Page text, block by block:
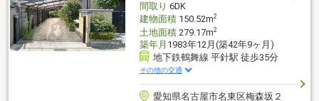
間取り 6DK
建物面積150.52m2
土地面積279.17m2
築年月 1983年12月(築42年9ヶ月)
地下鉄鶴舞線 平針駅 徒歩35分
その他の交通
愛知県名古屋市名東区梅森坂２